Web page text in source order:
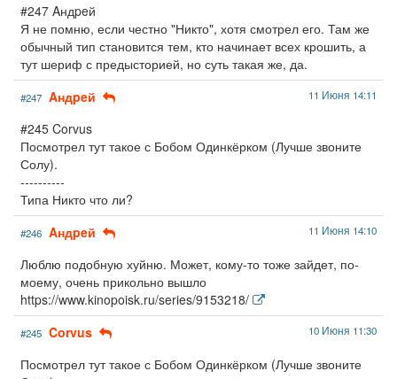
#247 Aндpeй
Я не помню, если честно "Никто", хотя смотрел его. Там же
обычный тип становится тем, кто начинает всех крошить, а
тут шериф с предысторией, но суть такая же, да.
#247 Aндpeй 11 Июня 14:11
#245 Corvus
Посмотрел тут такое с Бобом Одинкёрком (Лучше звоните
Солу).
----------
Типа Никто что ли?
#246 Aндpeй 11 Июня 14:10
Люблю подобную хуйню. Может, кому-то тоже зайдет, по-
моему, очень прикольно вышло
https://www.kinopoisk.ru/series/9153218/
#245 Corvus 10 Июня 11:30
Посмотрел тут такое с Бобом Одинкёрком (Лучше звоните